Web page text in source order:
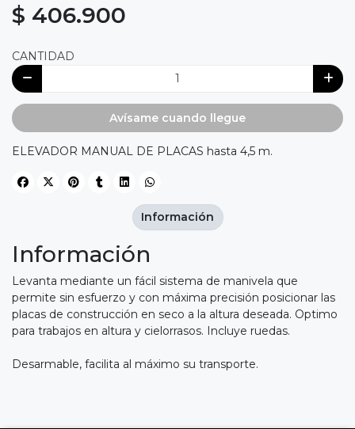
$ 406.900
CANTIDAD
Avísame cuando llegue
ELEVADOR MANUAL DE PLACAS hasta 4,5 m.
Información
Levanta mediante un fácil sistema de manivela que
permite sin esfuerzo y con máxima precisión posicionar las
placas de construcción en seco a la altura deseada. Optimo
para trabajos en altura y cielorrasos. Incluye ruedas.
Desarmable, facilita al máximo su transporte.
Información